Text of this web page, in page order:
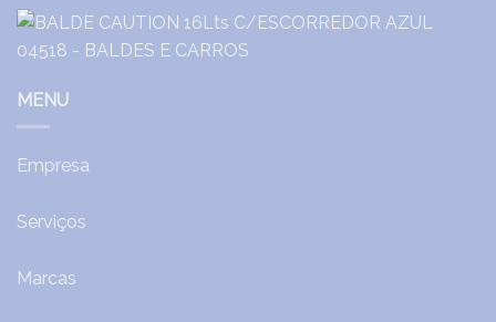
MENU
Empresa
Serviços
Marcas